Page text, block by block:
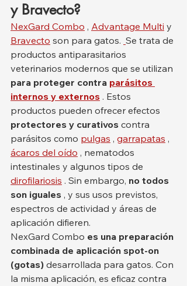
y Bravecto?
NexGard Combo , Advantage Multi y
Bravecto son para gatos. Se trata de
productos antiparasitarios
veterinarios modernos que se utilizan
para proteger contra parásitos
internos y externos . Estos
productos pueden ofrecer efectos
protectores y curativos contra
parásitos como pulgas , garrapatas ,
ácaros del oído , nematodos
intestinales y algunos tipos de
dirofilariosis . Sin embargo, no todos
son iguales , y sus usos previstos,
espectros de actividad y áreas de
aplicación difieren.
NexGard Combo es una preparación
combinada de aplicación spot-on
(gotas) desarrollada para gatos. Con
la misma aplicación, es eficaz contra